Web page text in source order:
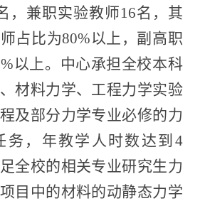
，兼职实验教师16名，其
占比为80%以上，副高职
以上。中心承担全校本科
材料力学、工程力学实验
及部分力学专业必修的力
务，年教学人时数达到4
全校的相关专业研究生力
目中的材料的动静态力学